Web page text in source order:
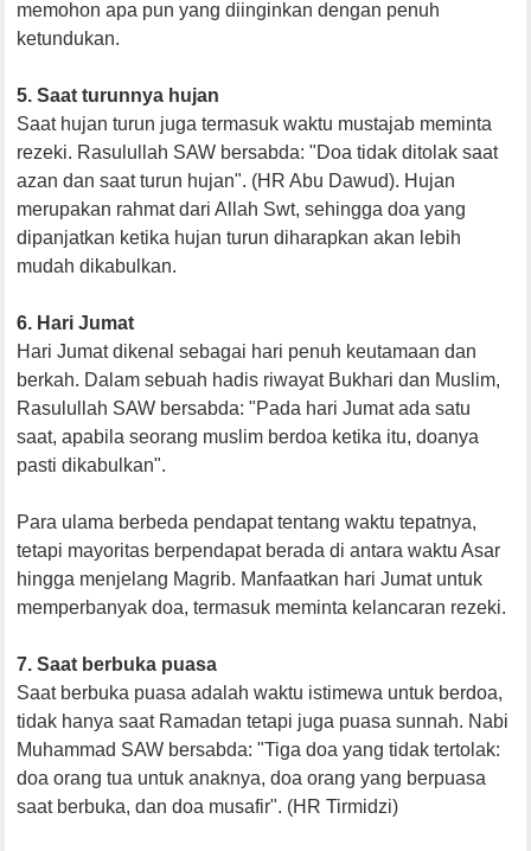
memohon apa pun yang diinginkan dengan penuh
ketundukan.
5. Saat turunnya hujan
Saat hujan turun juga termasuk waktu mustajab meminta
rezeki. Rasulullah SAW bersabda: "Doa tidak ditolak saat
azan dan saat turun hujan". (HR Abu Dawud). Hujan
merupakan rahmat dari Allah Swt, sehingga doa yang
dipanjatkan ketika hujan turun diharapkan akan lebih
mudah dikabulkan.
6. Hari Jumat
Hari Jumat dikenal sebagai hari penuh keutamaan dan
berkah. Dalam sebuah hadis riwayat Bukhari dan Muslim,
Rasulullah SAW bersabda: "Pada hari Jumat ada satu
saat, apabila seorang muslim berdoa ketika itu, doanya
pasti dikabulkan".
Para ulama berbeda pendapat tentang waktu tepatnya,
tetapi mayoritas berpendapat berada di antara waktu Asar
hingga menjelang Magrib. Manfaatkan hari Jumat untuk
memperbanyak doa, termasuk meminta kelancaran rezeki.
7. Saat berbuka puasa
Saat berbuka puasa adalah waktu istimewa untuk berdoa,
tidak hanya saat Ramadan tetapi juga puasa sunnah. Nabi
Muhammad SAW bersabda: "Tiga doa yang tidak tertolak:
doa orang tua untuk anaknya, doa orang yang berpuasa
saat berbuka, dan doa musafir". (HR Tirmidzi)